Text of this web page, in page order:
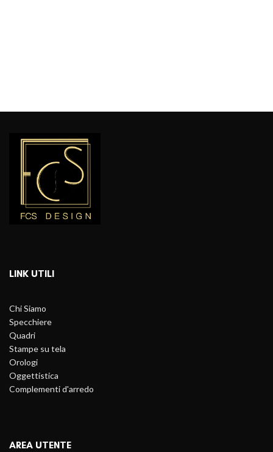
LINK UTILI
Chi Siamo
Specchiere
Quadri
Stampe su tela
Orologi
Oggettistica
Complementi d'arredo
AREA UTENTE